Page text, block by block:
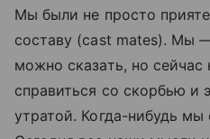
Мы были не просто
составу (cast mates). Мы
можно сказать, но
справиться со скорбью и
утратой. Когда-нибудь